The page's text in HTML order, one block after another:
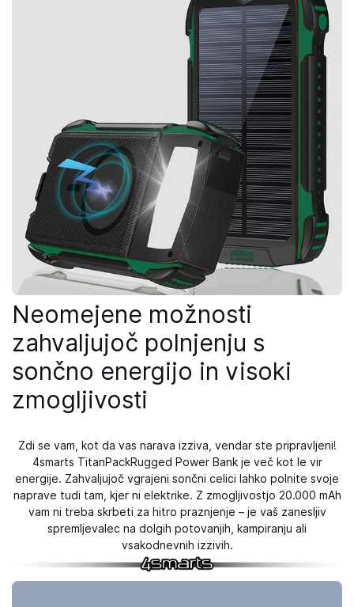
Neomejene možnosti
zahvaljujoč polnjenju s
sončno energijo in visoki
zmogljivosti
Zdi se vam, kot da vas narava izziva, vendar ste pripravljeni!
4smarts TitanPackRugged Power Bank je več kot le vir
energije. Zahvaljujoč vgrajeni sončni celici lahko polnite svoje
naprave tudi tam, kjer ni elektrike. Z zmogljivostjo 20.000 mAh
vam ni treba skrbeti za hitro praznjenje – je vaš zanesljiv
spremljevalec na dolgih potovanjih, kampiranju ali
vsakodnevnih izzivih.